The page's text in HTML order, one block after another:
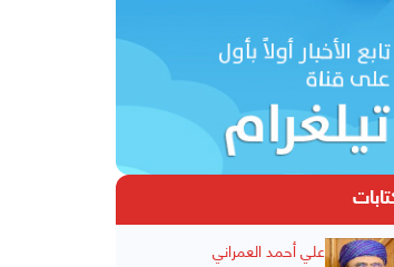
علي أحمد العمراني